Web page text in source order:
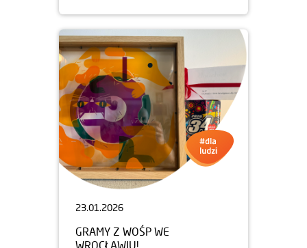
23.01.2026
GRAMY Z WOŚP WE
WROCŁAWIU!